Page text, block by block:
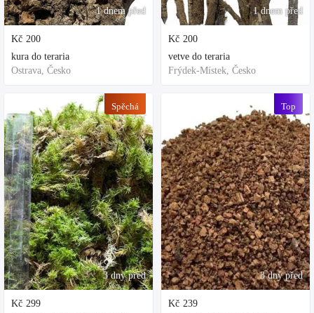
1 dnem před
Kč 200
kura do teraria
Ostrava, Česko
3 dny před
Spěchá
Kč 299
1 dnem před
Kč 200
vetve do teraria
Frýdek-Místek, Česko
3 dny před
Top
Kč 239